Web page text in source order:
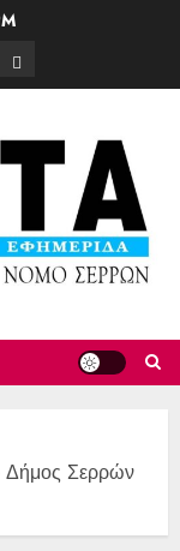
Δήμος Σερρών